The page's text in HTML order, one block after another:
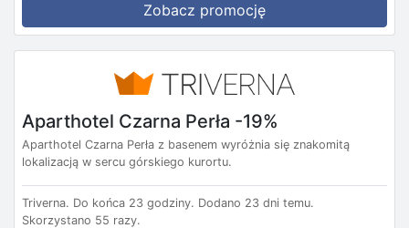
Zobacz promocję
Aparthotel Czarna Perła -19%
Aparthotel Czarna Perła z basenem wyróżnia się znakomitą
lokalizacją w sercu górskiego kurortu.
Triverna. Do końca 23 godziny. Dodano 23 dni temu.
Skorzystano 55 razy.